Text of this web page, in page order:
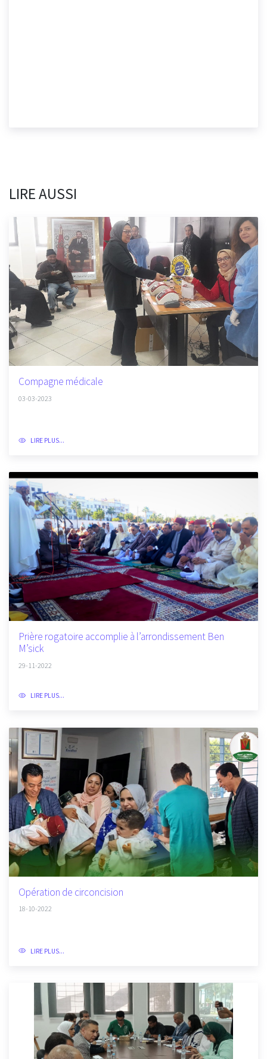
LIRE AUSSI
Compagne médicale
03-03-2023
LIRE PLUS...
Prière rogatoire accomplie à l’arrondissement Ben
M’sick
29-11-2022
LIRE PLUS...
Opération de circoncision
18-10-2022
LIRE PLUS...